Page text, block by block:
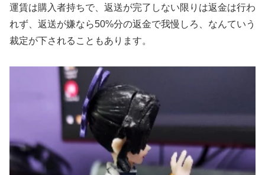
運賃は購入者持ちで、返送が完了しない限りは返金は行わ
れず、返送が嫌なら50%分の返金で我慢しろ、なんていう
裁定が下されることもあります。